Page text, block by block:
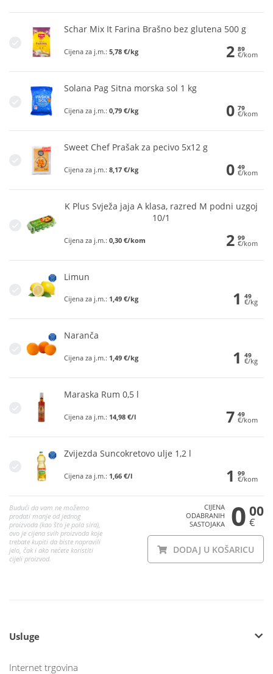
Schar Mix It Farina Brašno bez glutena 500 g
Cijena za j.m.: 5,78 €/kg 2 89
€/kom
Solana Pag Sitna morska sol 1 kg
Cijena za j.m.: 0,79 €/kg 0 79
€/kom
Sweet Chef Prašak za pecivo 5x12 g
Cijena za j.m.: 8,17 €/kg 0 49
€/kom
K Plus Svježa jaja A klasa, razred M podni uzgoj
10/1
Cijena za j.m.: 0,30 €/kom 2 99
€/kom
Limun
Cijena za j.m.: 1,49 €/kg 1 49
€/kg
Naranča
Cijena za j.m.: 1,49 €/kg 1 49
€/kg
Maraska Rum 0,5 l
Cijena za j.m.: 14,98 €/l 7 49
€/kom
Zvijezda Suncokretovo ulje 1,2 l
Cijena za j.m.: 1,66 €/l 1 99
€/kom
Budući da vam ne možemo
prodati manje od jednog
proizvoda (kao što je pola sira),
ovo je cijena svih proizvoda koje
trebate kupiti da biste napravili
jelo, čak i ako nećete koristiti
cijeli proizvod.
CIJENA
ODABRANIH
SASTOJAKA
0 00
€
DODAJ U KOŠARICU
Usluge
Internet trgovina